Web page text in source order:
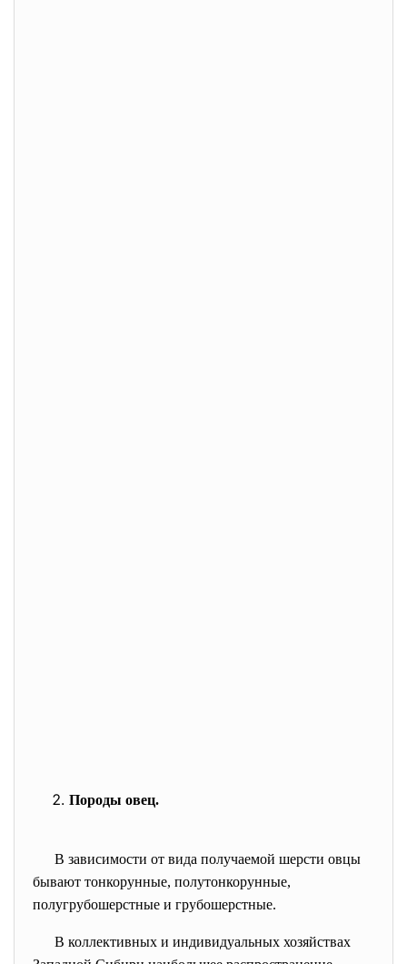
Породы овец.
В зависимости от вида получаемой шерсти овцы
бывают тонкорунные, полутонкорунные,
полугрубошерстные и грубошерстные.
В коллективных и индивидуальных хозяйствах